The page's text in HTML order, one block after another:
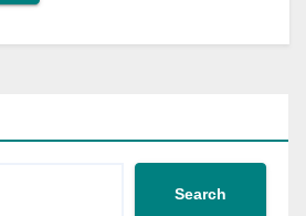
Search